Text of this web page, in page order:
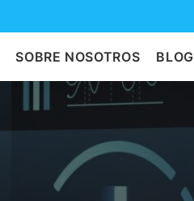
SOBRE NOSOTROS BLOG